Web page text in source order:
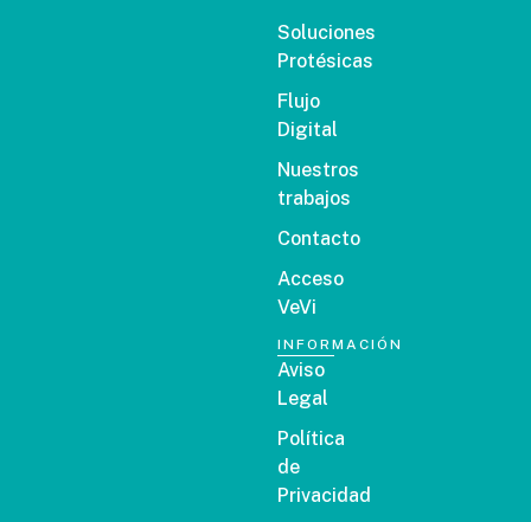
Soluciones
Protésicas
Flujo
Digital
Nuestros
trabajos
Contacto
Acceso
VeVi
INFORMACIÓN
Aviso
Legal
Política
de
Privacidad